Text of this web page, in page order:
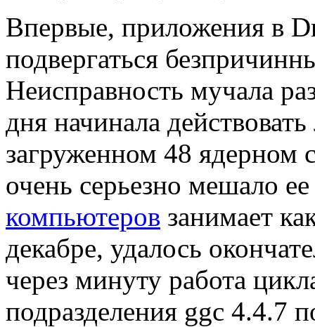
Впервые, приложения в
подвергаться
Неисправность мучала
дня начинала
загруженном 48 ядерном
очень серьезно мешало
компьютеров занимает
декабре, удалось
через минуту работа
подразделения ggc 4.4.7